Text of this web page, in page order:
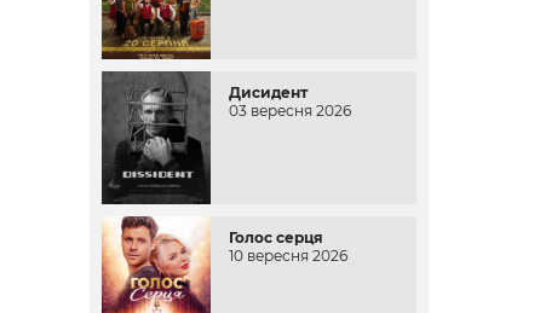
Дисидент
03 вересня 2026
Голос серця
10 вересня 2026